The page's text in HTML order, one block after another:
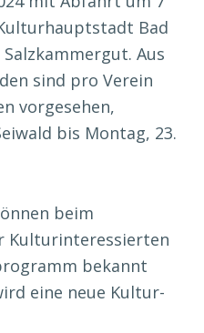
Bad
Aus
sind pro Verein
vorgesehen,
bis Montag, 23.
beim
Kulturinteressierten
bekannt
eine neue Kultur-